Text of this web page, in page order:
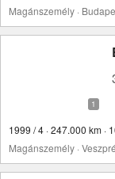
Magánszemély ·
1999 / 4 · 247.000 km ·
Magánszemély ·